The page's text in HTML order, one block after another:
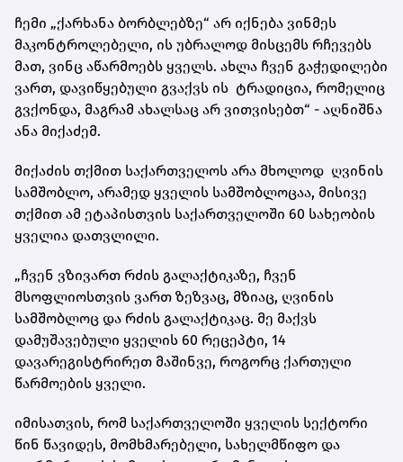
ჩემი „ქარხანა ბორბლებზე“ არ იქნება ვინმეს
მაკონტროლებელი, ის უბრალოდ მისცემს რჩევებს
მათ, ვინც აწარმოებს ყველს. ახლა ჩვენ გაჭედილები
ვართ, დავიწყებული გვაქვს ის ტრადიცია, რომელიც
გვქონდა, მაგრამ ახალსაც არ ვითვისებთ“ - აღნიშნა
ანა მიქაძემ.
მიქაძის თქმით საქართველოს არა მხოლოდ ღვინის
სამშობლო, არამედ ყველის სამშობლოცაა, მისივე
თქმით ამ ეტაპისთვის საქართველოში 60 სახეობის
ყველია დათვლილი.
„ჩვენ ვზივართ რძის გალაქტიკაზე, ჩვენ
მსოფლიოსთვის ვართ ზეზვაც, მზიაც, ღვინის
სამშობლოც და რძის გალაქტიკაც. მე მაქვს
დამუშავებული ყველის 60 რეცეპტი, 14
დავარეგისტრირეთ მაშინვე, როგორც ქართული
წარმოების ყველი.
იმისათვის, რომ საქართველოში ყველის სექტორი
წინ წავიდეს, მომხმარებელი, სახელმწიფო და